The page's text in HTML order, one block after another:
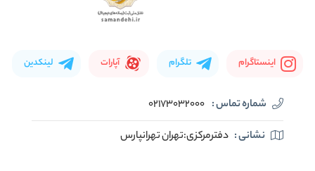
اینستاگرام تلگرام آپارات لینکدین
شماره تماس : 02173032000
نشانی : دفترمرکزی:تهران تهرانپارس